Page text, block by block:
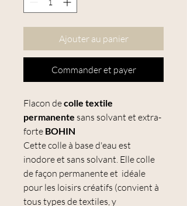
Ajouter au panier
Commander et payer
Flacon decolle textile
permanente sans solvant et extra-
forte BOHIN
Cette colle à base d'eau est
inodore et sans solvant. Elle colle
de façon permanente et idéale
pour les loisirs créatifs (convient à
tous types de textiles, y